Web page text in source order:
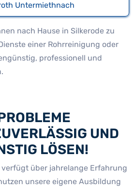
Untermiethnach
nach Hause in Silkerode zu
einer Rohrreinigung oder
professionell und
UND
LÖSEN!
über jahrelange Erfahrung
unsere eigene Ausbildung